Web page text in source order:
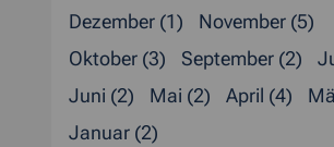
Dezember (1)
November (5)
Oktober (3)
September (2)
Juni (2)
Mai (2) April (4)
Januar (2)